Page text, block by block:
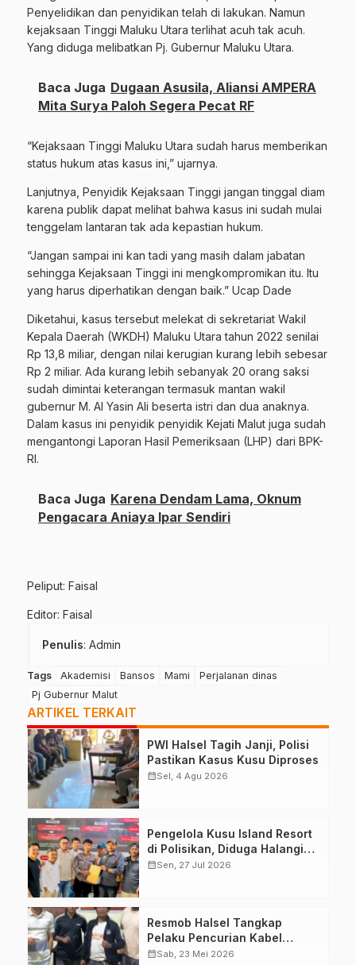
Penyelidikan dan penyidikan telah di lakukan. Namun
kejaksaan Tinggi Maluku Utara terlihat acuh tak acuh.
Yang diduga melibatkan Pj. Gubernur Maluku Utara.
Baca Juga Dugaan Asusila, Aliansi AMPERA
Mita Surya Paloh Segera Pecat RF
“Kejaksaan Tinggi Maluku Utara sudah harus memberikan
status hukum atas kasus ini,” ujarnya.
Lanjutnya, Penyidik Kejaksaan Tinggi jangan tinggal diam
karena publik dapat melihat bahwa kasus ini sudah mulai
tenggelam lantaran tak ada kepastian hukum.
“Jangan sampai ini kan tadi yang masih dalam jabatan
sehingga Kejaksaan Tinggi ini mengkompromikan itu. Itu
yang harus diperhatikan dengan baik.” Ucap Dade
Diketahui, kasus tersebut melekat di sekretariat Wakil
Kepala Daerah (WKDH) Maluku Utara tahun 2022 senilai
Rp 13,8 miliar, dengan nilai kerugian kurang lebih sebesar
Rp 2 miliar. Ada kurang lebih sebanyak 20 orang saksi
sudah dimintai keterangan termasuk mantan wakil
gubernur M. Al Yasin Ali beserta istri dan dua anaknya.
Dalam kasus ini penyidik penyidik Kejati Malut juga sudah
mengantongi Laporan Hasil Pemeriksaan (LHP) dari BPK-
RI.
Baca Juga Karena Dendam Lama, Oknum
Pengacara Aniaya Ipar Sendiri
Peliput: Faisal
Editor: Faisal
Penulis: Admin
Tags Akademisi Bansos Mami
Perjalanan dinas
Pj Gubernur Malut
ARTIKEL TERKAIT
PWI Halsel Tagih Janji, Polisi
Pastikan Kasus Kusu Diproses
calendar_monthSel, 4 Agu 2026
Pengelola Kusu Island Resort
di Polisikan, Diduga Halangi
Kerja Jurnalis
calendar_monthSen, 27 Jul 2026
Resmob Halsel Tangkap
Pelaku Pencurian Kabel
Lampu Jalan
calendar_monthSab, 23 Mei 2026